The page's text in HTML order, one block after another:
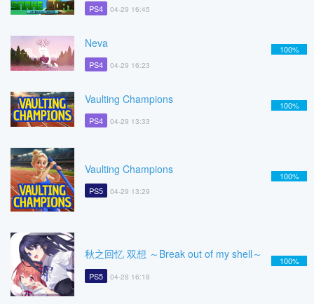
PS4 04-29 16:45
Neva
PS4 04-29 16:23
100%
Vaulting Champions
PS4 04-29 13:33
100%
Vaulting Champions
PS5 04-29 13:29
100%
秋之回忆 双想 ～Break out of my shell～
PS5 04-28 16:18
100%